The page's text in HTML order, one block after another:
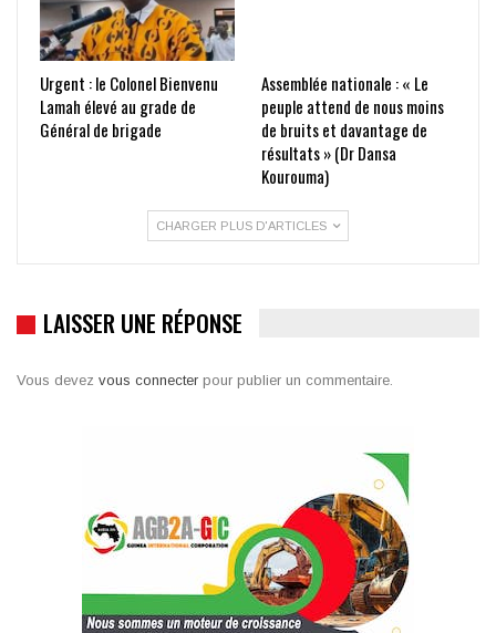
Urgent : le Colonel Bienvenu
Lamah élevé au grade de
Général de brigade
Assemblée nationale : « Le
peuple attend de nous moins
de bruits et davantage de
résultats » (Dr Dansa
Kourouma)
CHARGER PLUS D'ARTICLES
LAISSER UNE RÉPONSE
Vous devez vous connecter pour publier un commentaire.